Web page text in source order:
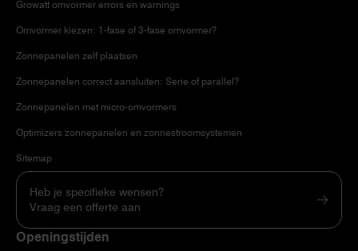
Growatt omvormer errors en warnings
Omvormer kiezen: 1-fase of 3-fase omvormer?
Zonnepanelen zelf plaatsen
Zonnepanelen correct aansluiten: Serie of parallel?
Zonnepanelen met micro-omvormers
Optimizers zonnepanelen en zonnestroomsystemen
Sitemap
Heb je specifieke wensen?
Vraag een offerte aan
Openingstijden